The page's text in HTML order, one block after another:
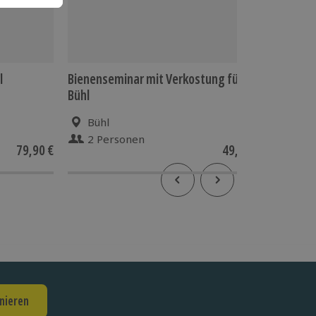
79,90 €
Bienenseminar mit Verkostung für 2
Bühl
Bühl
2 Personen
49,90 €